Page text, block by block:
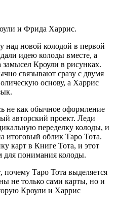
и Фрида Харрис.
над новой колодой в первой
идею колоды вместе, а
Кроули в рисунках.
связывают сразу с двумя
основу, а Харрис
не как обычное оформление
авторский проект. Леди
переделку колоды, и
итоговый облик Таро Тота.
карт в Книге Тота, и этот
для понимания колоды.
почему Таро Тота выделяется
не только сами карты, но и
Кроули и Харрис